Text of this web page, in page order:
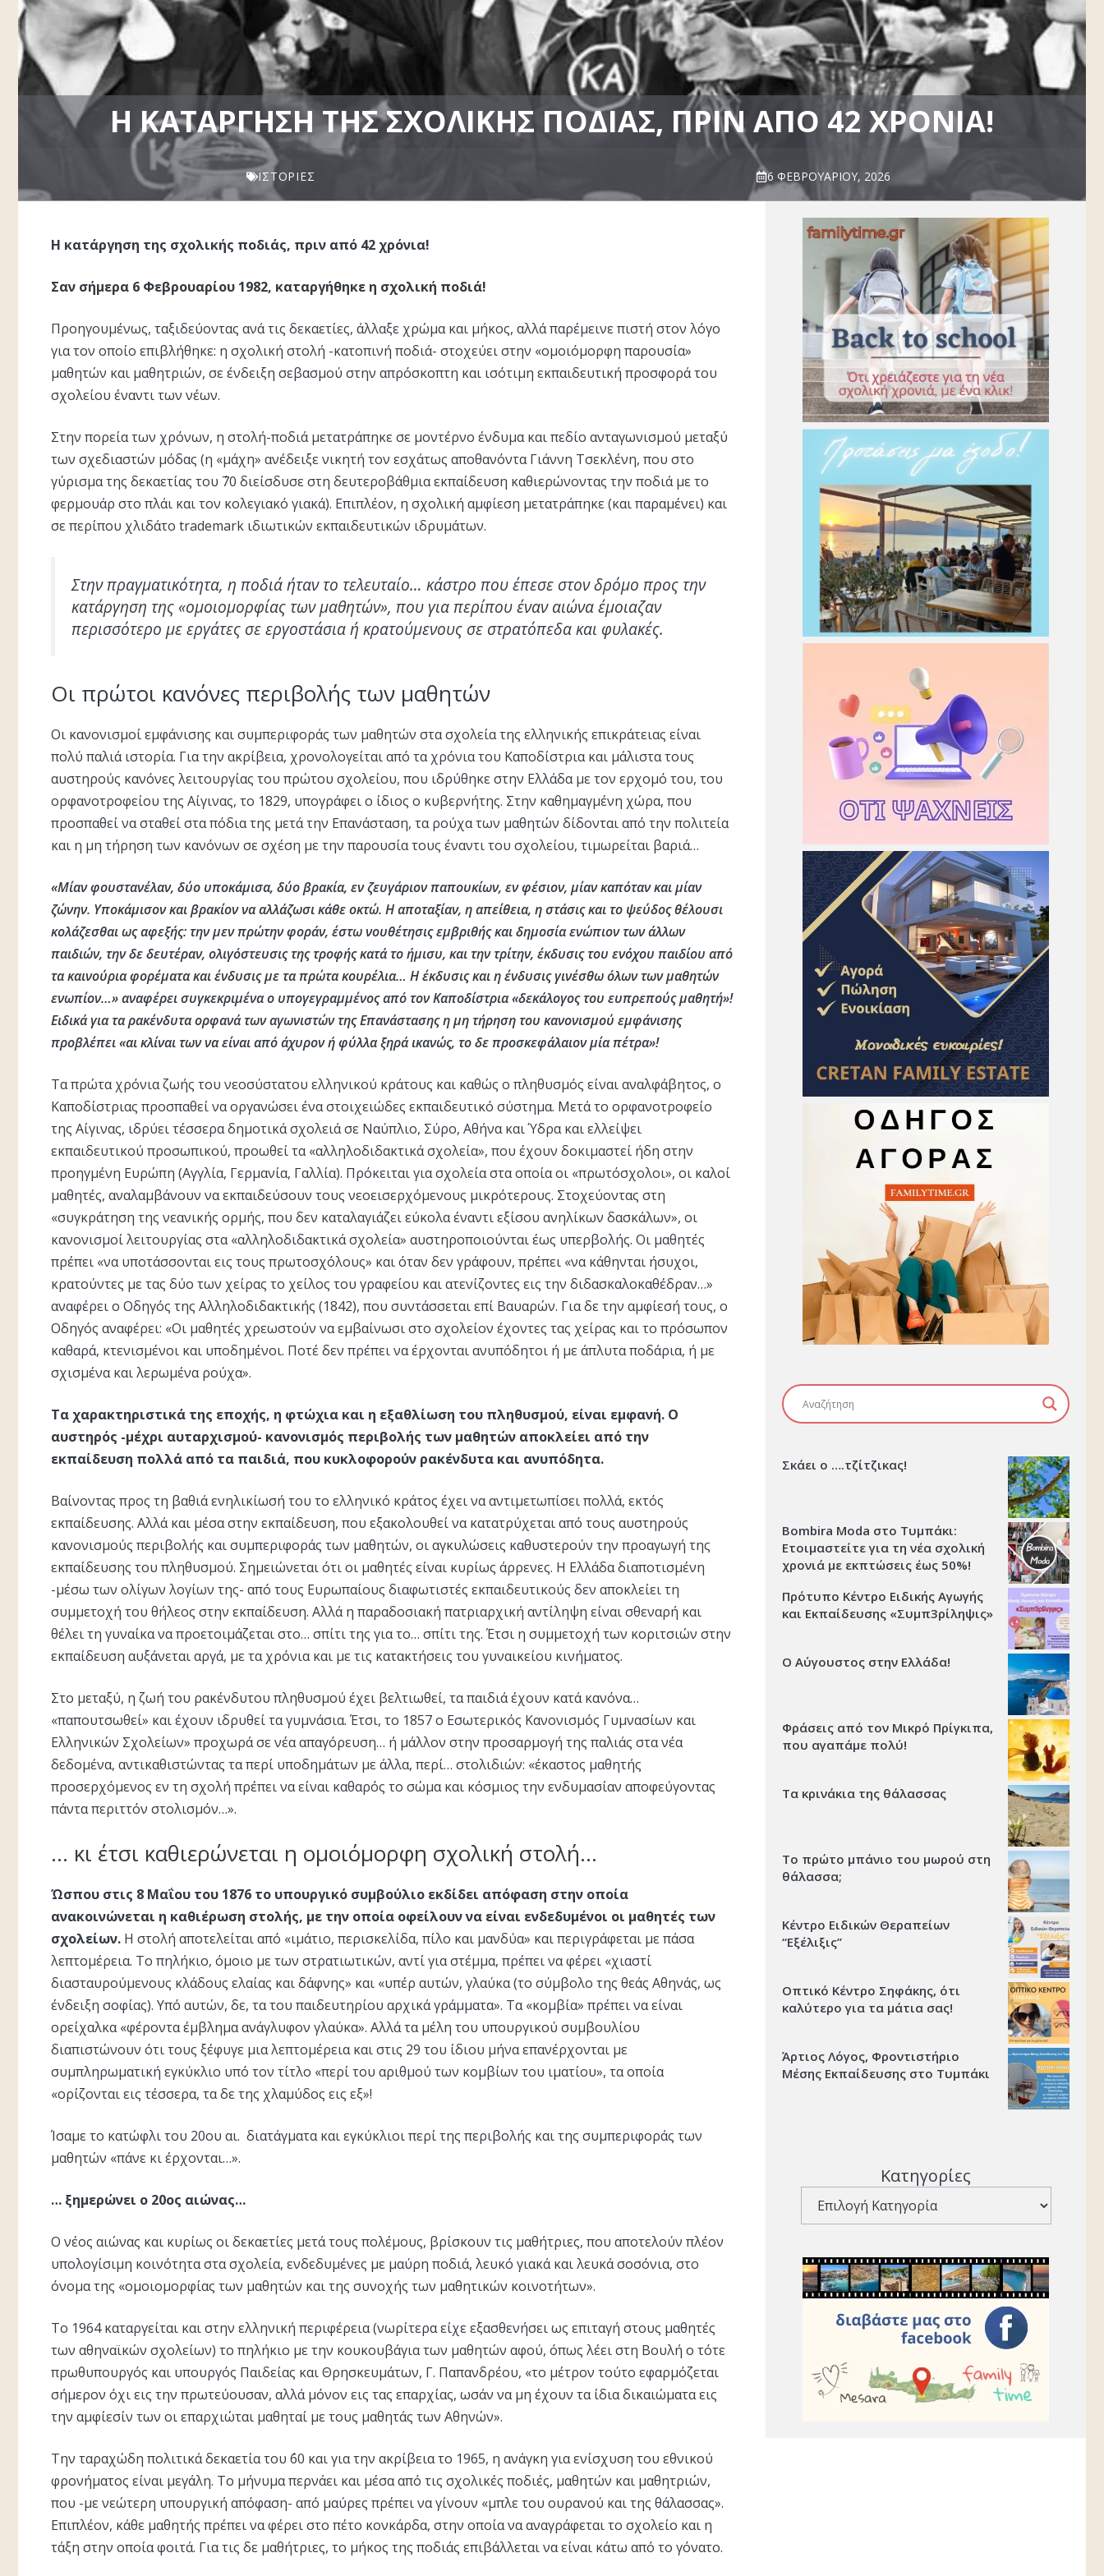
Η ΚΑΤΆΡΓΗΣΗ ΤΗΣ ΣΧΟΛΙΚΉΣ ΠΟΔΙΆΣ, ΠΡΙΝ ΑΠΌ 42 ΧΡΌΝΙΑ!
ΙΣΤΟΡΊΕΣ 6 ΦΕΒΡΟΥΑΡΊΟΥ, 2026
Η κατάργηση της σχολικής ποδιάς, πριν από 42 χρόνια!
Σαν σήμερα 6 Φεβρουαρίου 1982, καταργήθηκε η σχολική ποδιά!
Προηγουμένως, ταξιδεύοντας ανά τις δεκαετίες, άλλαξε χρώμα και μήκος, αλλά παρέμεινε πιστή στον λόγο
για τον οποίο επιβλήθηκε: η σχολική στολή -κατοπινή ποδιά- στοχεύει στην «ομοιόμορφη παρουσία»
μαθητών και μαθητριών, σε ένδειξη σεβασμού στην απρόσκοπτη και ισότιμη εκπαιδευτική προσφορά του
σχολείου έναντι των νέων.
Στην πορεία των χρόνων, η στολή-ποδιά μετατράπηκε σε μοντέρνο ένδυμα και πεδίο ανταγωνισμού μεταξύ
των σχεδιαστών μόδας (η «μάχη» ανέδειξε νικητή τον εσχάτως αποθανόντα Γιάννη Τσεκλένη, που στο
γύρισμα της δεκαετίας του ΄70 διείσδυσε στη δευτεροβάθμια εκπαίδευση καθιερώνοντας την ποδιά με το
φερμουάρ στο πλάι και τον κολεγιακό γιακά). Επιπλέον, η σχολική αμφίεση μετατράπηκε (και παραμένει) και
σε περίπου χλιδάτο trademark ιδιωτικών εκπαιδευτικών ιδρυμάτων.
Στην πραγματικότητα, η ποδιά ήταν το τελευταίο… κάστρο που έπεσε στον δρόμο προς την
κατάργηση της «ομοιομορφίας των μαθητών», που για περίπου έναν αιώνα έμοιαζαν
περισσότερο με εργάτες σε εργοστάσια ή κρατούμενους σε στρατόπεδα και φυλακές.
Οι πρώτοι κανόνες περιβολής των μαθητών
Οι κανονισμοί εμφάνισης και συμπεριφοράς των μαθητών στα σχολεία της ελληνικής επικράτειας είναι
πολύ παλιά ιστορία. Για την ακρίβεια, χρονολογείται από τα χρόνια του Καποδίστρια και μάλιστα τους
αυστηρούς κανόνες λειτουργίας του πρώτου σχολείου, που ιδρύθηκε στην Ελλάδα με τον ερχομό του, του
ορφανοτροφείου της Αίγινας, το 1829, υπογράφει ο ίδιος ο κυβερνήτης. Στην καθημαγμένη χώρα, που
προσπαθεί να σταθεί στα πόδια της μετά την Επανάσταση, τα ρούχα των μαθητών δίδονται από την πολιτεία
και η μη τήρηση των κανόνων σε σχέση με την παρουσία τους έναντι του σχολείου, τιμωρείται βαριά…
«Μίαν φουστανέλαν, δύο υποκάμισα, δύο βρακία, εν ζευγάριον παπουκίων, εν φέσιον, μίαν καπόταν και μίαν
ζώνην. Υποκάμισον και βρακίον να αλλάζωσι κάθε οκτώ. Η αποταξίαν, η απείθεια, η στάσις και το ψεύδος θέλουσι
κολάζεσθαι ως αφεξής: την μεν πρώτην φοράν, έστω νουθέτησις εμβριθής και δημοσία ενώπιον των άλλων
παιδιών, την δε δευτέραν, ολιγόστευσις της τροφής κατά το ήμισυ, και την τρίτην, έκδυσις του ενόχου παιδίου από
τα καινούρια φορέματα και ένδυσις με τα πρώτα κουρέλια… Η έκδυσις και η ένδυσις γινέσθω όλων των μαθητών
ενωπίον…» αναφέρει συγκεκριμένα ο υπογεγραμμένος από τον Καποδίστρια «δεκάλογος του ευπρεπούς μαθητή»!
Ειδικά για τα ρακένδυτα ορφανά των αγωνιστών της Επανάστασης η μη τήρηση του κανονισμού εμφάνισης
προβλέπει «αι κλίναι των να είναι από άχυρον ή φύλλα ξηρά ικανώς, το δε προσκεφάλαιον μία πέτρα»!
Τα πρώτα χρόνια ζωής του νεοσύστατου ελληνικού κράτους και καθώς ο πληθυσμός είναι αναλφάβητος, ο
Καποδίστριας προσπαθεί να οργανώσει ένα στοιχειώδες εκπαιδευτικό σύστημα. Μετά το ορφανοτροφείο
της Αίγινας, ιδρύει τέσσερα δημοτικά σχολειά σε Ναύπλιο, Σύρο, Αθήνα και Ύδρα και ελλείψει
εκπαιδευτικού προσωπικού, προωθεί τα «αλληλοδιδακτικά σχολεία», που έχουν δοκιμαστεί ήδη στην
προηγμένη Ευρώπη (Αγγλία, Γερμανία, Γαλλία). Πρόκειται για σχολεία στα οποία οι «πρωτόσχολοι», οι καλοί
μαθητές, αναλαμβάνουν να εκπαιδεύσουν τους νεοεισερχόμενους μικρότερους. Στοχεύοντας στη
«συγκράτηση της νεανικής ορμής, που δεν καταλαγιάζει εύκολα έναντι εξίσου ανηλίκων δασκάλων», οι
κανονισμοί λειτουργίας στα «αλληλοδιδακτικά σχολεία» αυστηροποιούνται έως υπερβολής. Οι μαθητές
πρέπει «να υποτάσσονται εις τους πρωτοσχόλους» και όταν δεν γράφουν, πρέπει «να κάθηνται ήσυχοι,
κρατούντες με τας δύο των χείρας το χείλος του γραφείου και ατενίζοντες εις την διδασκαλοκαθέδραν…»
αναφέρει ο Οδηγός της Αλληλοδιδακτικής (1842), που συντάσσεται επί Βαυαρών. Για δε την αμφίεσή τους, ο
Οδηγός αναφέρει: «Οι μαθητές χρεωστούν να εμβαίνωσι στο σχολείον έχοντες τας χείρας και το πρόσωπον
καθαρά, κτενισμένοι και υποδημένοι. Ποτέ δεν πρέπει να έρχονται ανυπόδητοι ή με άπλυτα ποδάρια, ή με
σχισμένα και λερωμένα ρούχα».
Τα χαρακτηριστικά της εποχής, η φτώχια και η εξαθλίωση του πληθυσμού, είναι εμφανή. Ο
αυστηρός -μέχρι αυταρχισμού- κανονισμός περιβολής των μαθητών αποκλείει από την
εκπαίδευση πολλά από τα παιδιά, που κυκλοφορούν ρακένδυτα και ανυπόδητα.
Βαίνοντας προς τη βαθιά ενηλικίωσή του το ελληνικό κράτος έχει να αντιμετωπίσει πολλά, εκτός
εκπαίδευσης. Αλλά και μέσα στην εκπαίδευση, που εξακολουθεί να κατατρύχεται από τους αυστηρούς
κανονισμούς περιβολής και συμπεριφοράς των μαθητών, οι αγκυλώσεις καθυστερούν την προαγωγή της
εκπαίδευσης του πληθυσμού. Σημειώνεται ότι οι μαθητές είναι κυρίως άρρενες. Η Ελλάδα διαποτισμένη
-μέσω των ολίγων λογίων της- από τους Ευρωπαίους διαφωτιστές εκπαιδευτικούς δεν αποκλείει τη
συμμετοχή του θήλεος στην εκπαίδευση. Αλλά η παραδοσιακή πατριαρχική αντίληψη είναι σθεναρή και
θέλει τη γυναίκα να προετοιμάζεται στο… σπίτι της για το… σπίτι της. Έτσι η συμμετοχή των κοριτσιών στην
εκπαίδευση αυξάνεται αργά, με τα χρόνια και με τις κατακτήσεις του γυναικείου κινήματος.
Στο μεταξύ, η ζωή του ρακένδυτου πληθυσμού έχει βελτιωθεί, τα παιδιά έχουν κατά κανόνα…
«παπουτσωθεί» και έχουν ιδρυθεί τα γυμνάσια. Έτσι, το 1857 ο Εσωτερικός Κανονισμός Γυμνασίων και
Ελληνικών Σχολείων» προχωρά σε νέα απαγόρευση… ή μάλλον στην προσαρμογή της παλιάς στα νέα
δεδομένα, αντικαθιστώντας τα περί υποδημάτων με άλλα, περί… στολιδιών: «έκαστος μαθητής
προσερχόμενος εν τη σχολή πρέπει να είναι καθαρός το σώμα και κόσμιος την ενδυμασίαν αποφεύγοντας
πάντα περιττόν στολισμόν…».
… κι έτσι καθιερώνεται η ομοιόμορφη σχολική στολή…
Ώσπου στις 8 Μαΐου του 1876 το υπουργικό συμβούλιο εκδίδει απόφαση στην οποία
ανακοινώνεται η καθιέρωση στολής, με την οποία οφείλουν να είναι ενδεδυμένοι οι μαθητές των
σχολείων. Η στολή αποτελείται από «ιμάτιο, περισκελίδα, πίλο και μανδύα» και περιγράφεται με πάσα
λεπτομέρεια. Το πηλήκιο, όμοιο με των στρατιωτικών, αντί για στέμμα, πρέπει να φέρει «χιαστί
διασταυρούμενους κλάδους ελαίας και δάφνης» και «υπέρ αυτών, γλαύκα (το σύμβολο της θεάς Αθηνάς, ως
ένδειξη σοφίας). Υπό αυτών, δε, τα του παιδευτηρίου αρχικά γράμματα». Τα «κομβία» πρέπει να είναι
ορείχαλκα «φέροντα έμβλημα ανάγλυφον γλαύκα». Αλλά τα μέλη του υπουργικού συμβουλίου
διαπιστώνουν ότι τους ξέφυγε μια λεπτομέρεια και στις 29 του ίδιου μήνα επανέρχονται με
συμπληρωματική εγκύκλιο υπό τον τίτλο «περί του αριθμού των κομβίων του ιματίου», τα οποία
«ορίζονται εις τέσσερα, τα δε της χλαμύδος εις εξ»!
Ίσαμε το κατώφλι του 20ου αι. διατάγματα και εγκύκλιοι περί της περιβολής και της συμπεριφοράς των
μαθητών «πάνε κι έρχονται…».
… ξημερώνει ο 20ος αιώνας…
Ο νέος αιώνας και κυρίως οι δεκαετίες μετά τους πολέμους, βρίσκουν τις μαθήτριες, που αποτελούν πλέον
υπολογίσιμη κοινότητα στα σχολεία, ενδεδυμένες με μαύρη ποδιά, λευκό γιακά και λευκά σοσόνια, στο
όνομα της «ομοιομορφίας των μαθητών και της συνοχής των μαθητικών κοινοτήτων».
Το 1964 καταργείται και στην ελληνική περιφέρεια (νωρίτερα είχε εξασθενήσει ως επιταγή στους μαθητές
των αθηναϊκών σχολείων) το πηλήκιο με την κουκουβάγια των μαθητών αφού, όπως λέει στη Βουλή ο τότε
πρωθυπουργός και υπουργός Παιδείας και Θρησκευμάτων, Γ. Παπανδρέου, «το μέτρον τούτο εφαρμόζεται
σήμερον όχι εις την πρωτεύουσαν, αλλά μόνον εις τας επαρχίας, ωσάν να μη έχουν τα ίδια δικαιώματα εις
την αμφίεσίν των οι επαρχιώται μαθηταί με τους μαθητάς των Αθηνών».
Την ταραχώδη πολιτικά δεκαετία του ΄60 και για την ακρίβεια το 1965, η ανάγκη για ενίσχυση του εθνικού
φρονήματος είναι μεγάλη. Το μήνυμα περνάει και μέσα από τις σχολικές ποδιές, μαθητών και μαθητριών,
που -με νεώτερη υπουργική απόφαση- από μαύρες πρέπει να γίνουν «μπλε του ουρανού και της θάλασσας».
Επιπλέον, κάθε μαθητής πρέπει να φέρει στο πέτο κονκάρδα, στην οποία να αναγράφεται το σχολείο και η
τάξη στην οποία φοιτά. Για τις δε μαθήτριες, το μήκος της ποδιάς επιβάλλεται να είναι κάτω από το γόνατο.
Σκάει ο ….τζίτζικας!
Bombira Moda στο Τυμπάκι:
Ετοιμαστείτε για τη νέα σχολική
χρονιά με εκπτώσεις έως 50%!
Πρότυπο Κέντρο Ειδικής Αγωγής
και Εκπαίδευσης «Συμπ3ρίληψις»
Ο Αύγουστος στην Ελλάδα!
Φράσεις από τον Μικρό Πρίγκιπα,
που αγαπάμε πολύ!
Τα κρινάκια της θάλασσας
Το πρώτο μπάνιο του μωρού στη
θάλασσα;
Κέντρο Ειδικών Θεραπείων
“Εξέλιξις’’
Οπτικό Κέντρο Σηφάκης, ότι
καλύτερο για τα μάτια σας!
Άρτιος Λόγος, Φροντιστήριο
Μέσης Εκπαίδευσης στο Τυμπάκι
Κατηγορίες